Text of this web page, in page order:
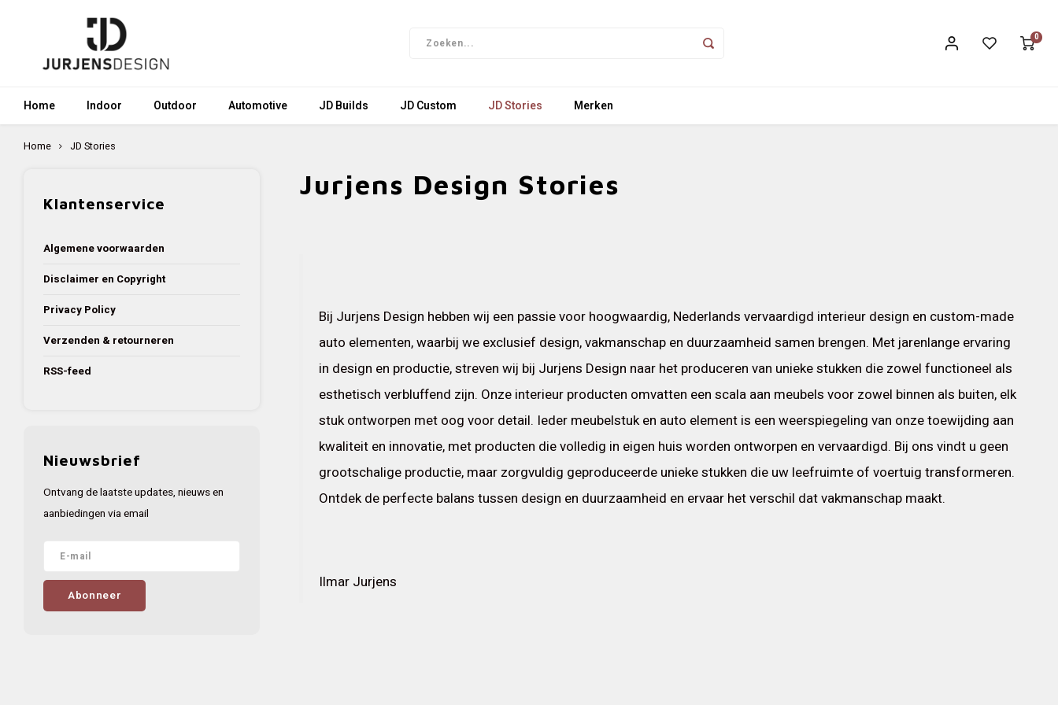
0
Home Indoor Outdoor Automotive JD Builds JD Custom JD Stories Merken
Home JD Stories
Klantenservice
Algemene voorwaarden
Disclaimer en Copyright
Privacy Policy
Verzenden & retourneren
RSS-feed
Nieuwsbrief
Ontvang de laatste updates, nieuws en
aanbiedingen via email
Abonneer
Jurjens Design Stories
Bij Jurjens Design hebben wij een passie voor hoogwaardig, Nederlands vervaardigd interieur design en custom-made
auto elementen, waarbij we exclusief design, vakmanschap en duurzaamheid samen brengen. Met jarenlange ervaring
in design en productie, streven wij bij Jurjens Design naar het produceren van unieke stukken die zowel functioneel als
esthetisch verbluffend zijn. Onze interieur producten omvatten een scala aan meubels voor zowel binnen als buiten, elk
stuk ontworpen met oog voor detail. Ieder meubelstuk en auto element is een weerspiegeling van onze toewijding aan
kwaliteit en innovatie, met producten die volledig in eigen huis worden ontworpen en vervaardigd. Bij ons vindt u geen
grootschalige productie, maar zorgvuldig geproduceerde unieke stukken die uw leefruimte of voertuig transformeren.
Ontdek de perfecte balans tussen design en duurzaamheid en ervaar het verschil dat vakmanschap maakt.
Ilmar Jurjens